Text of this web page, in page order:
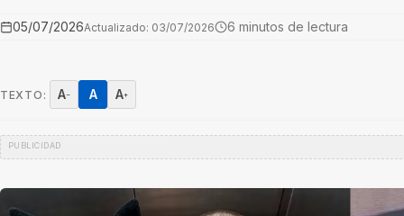
05/07/2026Actualizado: 03/07/2026 6 minutos de lectura
TEXTO: A− A A+